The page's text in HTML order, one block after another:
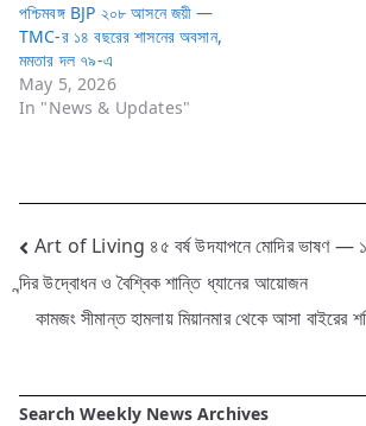
পশ্চিমবঙ্গ BJP ২০৮ আসনে জয়ী —
TMC-র ১৪ বছরের শাসনের অবসান,
মমতার দল ৭৯-এ
May 5, 2026
In "News & Updates"
Post
navigation
Art of Living ৪৫ বর্ষ উদযাপনে মোদির ভাষণ — ১০
ন্দির উদ্বোধন ও বৈশ্বিক শান্তি ধ্যানের আয়োজন
কামজং সীমান্ত হামলায় মিয়ানমার থেকে আসা
Search Weekly News Archives